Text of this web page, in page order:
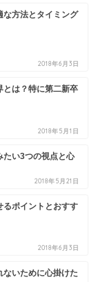
な方法とタイミング
2018年6月3日
とは？特に第二新卒
2018年5月1日
たい3つの視点と心
2018年5月21日
るポイントとおすす
2018年6月3日
いために心掛けた